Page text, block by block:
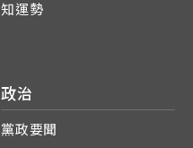
知運勢
政治
黨政要聞